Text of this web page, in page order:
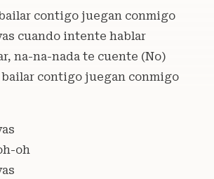
contigo juegan conmigo
cuando intente hablar
na-na-nada te cuente (No)
contigo juegan conmigo
oh